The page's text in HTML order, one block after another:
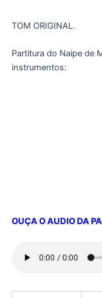
TOM ORIGINAL.
Partitura do Naipe de
instrumentos:
OUÇA O AUDIO DA